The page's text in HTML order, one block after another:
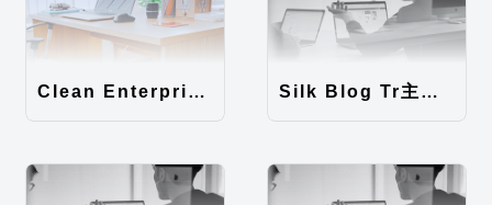
Clean Enterprise主题汉化包 Silk Blog Tr主题汉化包